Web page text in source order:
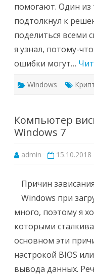
помогают. Один из
подтолкнул к
поделиться всеми
я узнал, потому-
ошибки могут…
Windows
Компьютер
Windows 7
admin 15.10.2018
Причин
Windows при
много, поэтому я
которыми
основном эти
настрокой BIOS
вывода данных.